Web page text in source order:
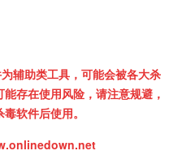
辅助类工具，可能会被各大杀
存在使用风险，请注意规避，
软件后使用。